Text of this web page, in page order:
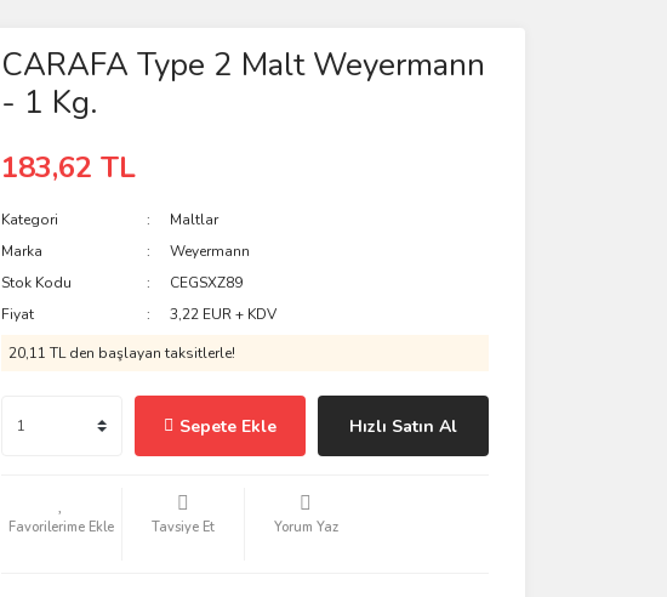
CARAFA Type 2 Malt Weyermann
- 1 Kg.
183,62 TL
Kategori
Maltlar
Marka
Weyermann
Stok Kodu
CEGSXZ89
Fiyat
3,22 EUR + KDV
20,11 TL den başlayan taksitlerle!
Sepete Ekle Hızlı Satın Al
Tavsiye Et Yorum Yaz